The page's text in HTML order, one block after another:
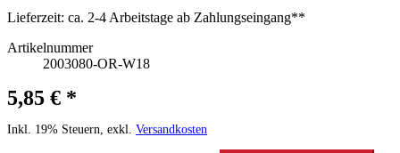
Lieferzeit: ca. 2-4 Arbeitstage ab Zahlungseingang**
Artikelnummer
2003080-OR-W18
5,85 € *
Inkl. 19% Steuern, exkl. Versandkosten